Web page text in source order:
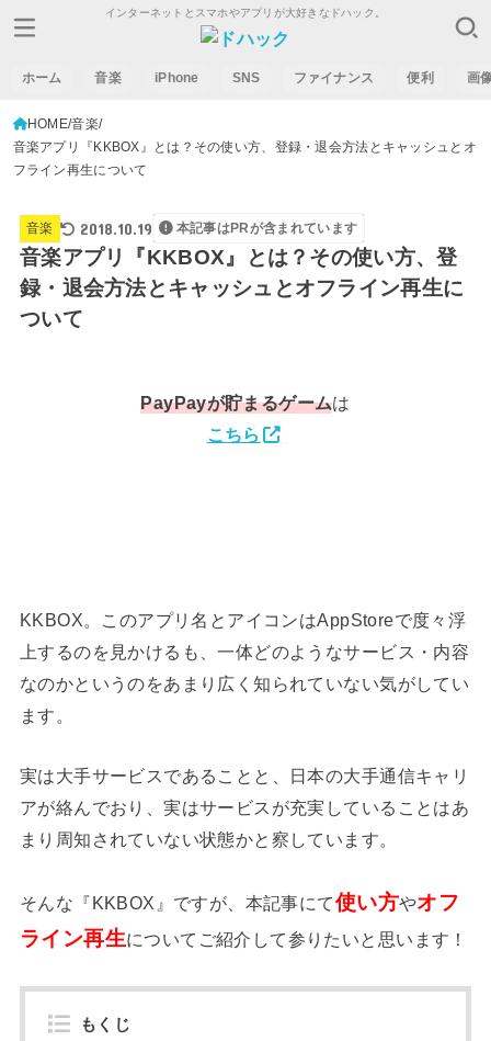
インターネットとスマホやアプリが大好きなドハック。
ホーム 音楽 iPhone SNS ファイナンス 便利 画
HOME 音楽
音楽アプリ『KKBOX』とは？その使い方、登録・退会方法とキャッシュとオ
フライン再生について
音楽 2018.10.19 本記事はPRが含まれています
音楽アプリ『KKBOX』とは？その使い方、登
録・退会方法とキャッシュとオフライン再生に
ついて
PayPayが貯まるゲームは
こちら
KKBOX。このアプリ名とアイコンはAppStoreで度々浮
上するのを見かけるも、一体どのようなサービス・内容
なのかというのをあまり広く知られていない気がしてい
ます。
実は大手サービスであることと、日本の大手通信キャリ
アが絡んでおり、実はサービスが充実していることはあ
まり周知されていない状態かと察しています。
そんな『KKBOX』ですが、本記事にて使い方やオフ
ライン再生についてご紹介して参りたいと思います！
もくじ